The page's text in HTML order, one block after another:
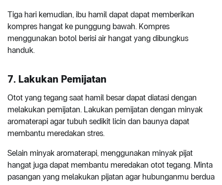
Tiga hari kemudian, ibu hamil dapat dapat memberikan
kompres hangat ke punggung bawah. Kompres
menggunakan botol berisi air hangat yang dibungkus
handuk.
7. Lakukan Pemijatan
Otot yang tegang saat hamil besar dapat diatasi dengan
melakukan pemijatan. Lakukan pemijatan dengan minyak
aromaterapi agar tubuh sedikit licin dan baunya dapat
membantu meredakan stres.
Selain minyak aromaterapi, menggunakan minyak pijat
hangat juga dapat membantu meredakan otot tegang. Minta
pasangan yang melakukan pijatan agar hubunganmu berdua